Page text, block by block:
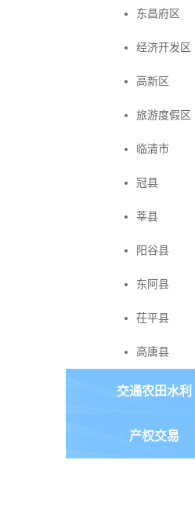
东昌府区
经济开发区
高新区
旅游度假区
临清市
冠县
莘县
阳谷县
东阿县
茌平县
高唐县
交通农田水利
产权交易